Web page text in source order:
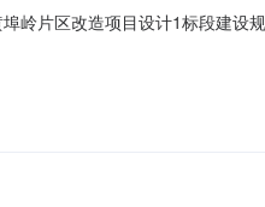
岭片区改造项目设计1标段建设
40日历天开标时间：2023-03-